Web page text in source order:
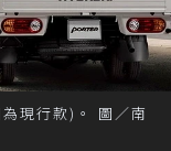
現行款)。 圖／南